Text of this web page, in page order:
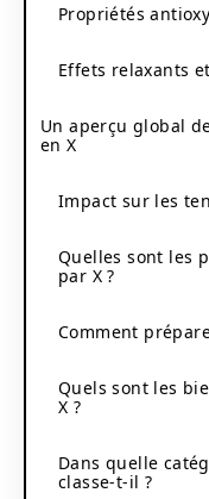
Propriétés
Effets relaxants
Un aperçu global
en X
Impact sur les
Quelles sont les
par X ?
Comment
Quels sont les
X ?
Dans quelle
classe-t-il ?